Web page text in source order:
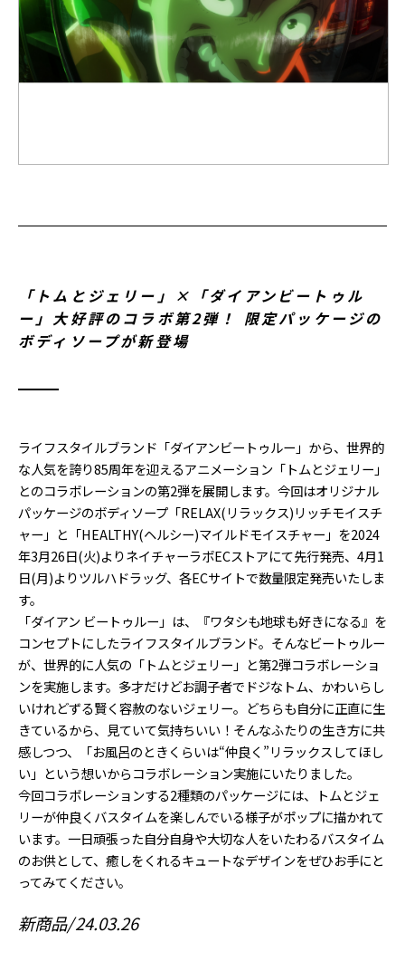
「トムとジェリー」×「ダイアンビートゥル
ー」大好評のコラボ第2弾！ 限定パッケージの
ボディソープが新登場
ライフスタイルブランド「ダイアンビートゥルー」から、世界的
な人気を誇り85周年を迎えるアニメーション「トムとジェリー」
とのコラボレーションの第2弾を展開します。今回はオリジナル
パッケージのボディソープ「RELAX(リラックス)リッチモイスチ
ャー」と「HEALTHY(ヘルシー)マイルドモイスチャー」を2024
年3月26日(火)よりネイチャーラボECストアにて先行発売、4月1
日(月)よりツルハドラッグ、各ECサイトで数量限定発売いたしま
す。
「ダイアン ビートゥルー」は、『ワタシも地球も好きになる』を
コンセプトにしたライフスタイルブランド。そんなビートゥルー
が、世界的に人気の「トムとジェリー」と第2弾コラボレーショ
ンを実施します。多才だけどお調子者でドジなトム、かわいらし
いけれどずる賢く容赦のないジェリー。どちらも自分に正直に生
きているから、見ていて気持ちいい！そんなふたりの生き方に共
感しつつ、「お風呂のときくらいは“仲良く”リラックスしてほし
い」という想いからコラボレーション実施にいたりました。
今回コラボレーションする2種類のパッケージには、トムとジェ
リーが仲良くバスタイムを楽しんでいる様子がポップに描かれて
います。一日頑張った自分自身や大切な人をいたわるバスタイム
のお供として、癒しをくれるキュートなデザインをぜひお手にと
ってみてください。
新商品 24.03.26